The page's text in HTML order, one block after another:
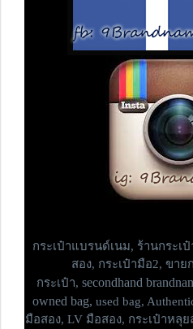
กระเป๋าแบรนด์เนม, ร้านกระเ
สอง, กระเป๋ามือ2, ขาย
กระเป๋า, secondhand
owned bag, used bag,
มือสอง, LV มือสอง, กระเป๋าหลุย